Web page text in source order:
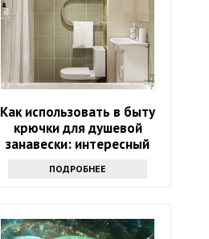
Как использовать в быту
крючки для душевой
занавески: интересный
захочется его повторить
ПОДРОБНЕЕ